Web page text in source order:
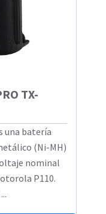
TX-
una batería
(Ni-MH)
nominal
P110.